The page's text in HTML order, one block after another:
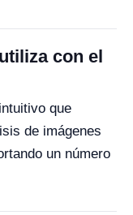
con el
que
de imágenes
un número